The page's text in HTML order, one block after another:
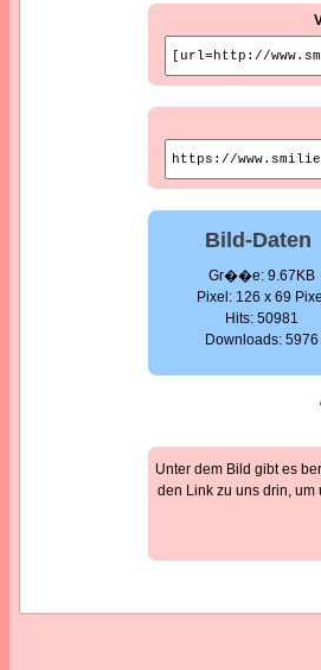
Bild-Daten
Gr��e: 9.67KB
Pixel: 126 x 69
Hits: 50981
Downloads: 5976
Unter dem Bild gibt es
den Link zu uns drin,